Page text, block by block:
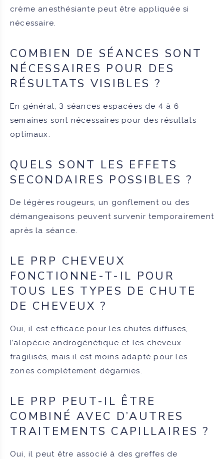
crème anesthésiante peut être appliquée si
nécessaire.
COMBIEN DE SÉANCES SONT
NÉCESSAIRES POUR DES
RÉSULTATS VISIBLES ?
En général, 3 séances espacées de 4 à 6
semaines sont nécessaires pour des résultats
optimaux.
QUELS SONT LES EFFETS
SECONDAIRES POSSIBLES ?
De légères rougeurs, un gonflement ou des
démangeaisons peuvent survenir temporairement
après la séance.
LE PRP CHEVEUX
FONCTIONNE-T-IL POUR
TOUS LES TYPES DE CHUTE
DE CHEVEUX ?
Oui, il est efficace pour les chutes diffuses,
l’alopécie androgénétique et les cheveux
fragilisés, mais il est moins adapté pour les
zones complètement dégarnies.
LE PRP PEUT-IL ÊTRE
COMBINÉ AVEC D’AUTRES
TRAITEMENTS CAPILLAIRES ?
Oui, il peut être associé à des greffes de